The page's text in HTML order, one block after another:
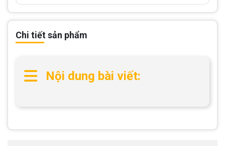
Chi tiết sản phẩm
Nội dung bài viết: